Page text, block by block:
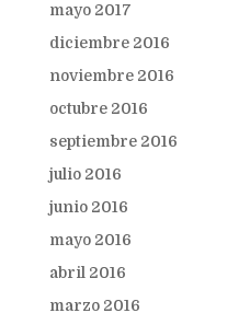
mayo 2017
diciembre 2016
noviembre 2016
octubre 2016
septiembre 2016
julio 2016
junio 2016
mayo 2016
abril 2016
marzo 2016